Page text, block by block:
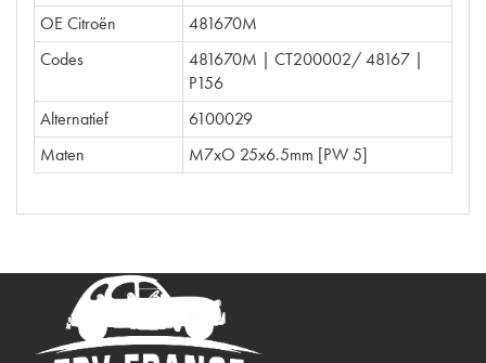
OE Citroën
481670M
Codes
481670M | CT200002/ 48167 |
P156
Alternatief
6100029
Maten
M7xO 25x6.5mm [PW 5]